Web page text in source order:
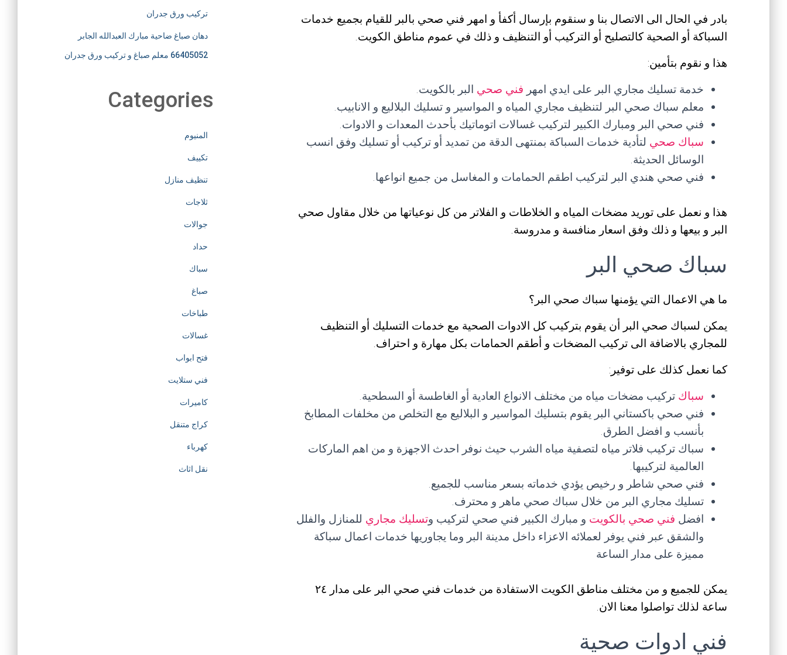
بادر في الحال الى الاتصال بنا و سنقوم بإرسال أكفأ و امهر فني صحي بالبر للقيام بجميع خدمات
السباكة أو الصحية كالتصليح أو التركيب أو التنظيف و ذلك في عموم مناطق الكويت.
هذا و نقوم بتأمين:
خدمة تسليك مجاري البر على ايدي امهر فني صحي البر بالكويت.
معلم سباك صحي البر لتنظيف مجاري المياه و المواسير و تسليك البلاليع و الانابيب.
فني صحي البر ومبارك الكبير لتركيب غسالات اتوماتيك بأحدث المعدات و الادوات.
سباك صحي لتأدية خدمات السباكة بمنتهى الدقة من تمديد أو تركيب أو تسليك وفق انسب
الوسائل الحديثة.
فني صحي هندي البر لتركيب اطقم الحمامات و المغاسل من جميع انواعها.
هذا و نعمل على توريد مضخات المياه و الخلاطات و الفلاتر من كل نوعياتها من خلال مقاول صحي
البر و بيعها و ذلك وفق اسعار منافسة و مدروسة.
سباك صحي البر
ما هي الاعمال التي يؤمنها سباك صحي البر؟
يمكن لسباك صحي البر أن يقوم بتركيب كل الادوات الصحية مع خدمات التسليك أو التنظيف
للمجاري بالاضافة الى تركيب المضخات و أطقم الحمامات بكل مهارة و احتراف.
كما نعمل كذلك على توفير:
سباك تركيب مضخات مياه من مختلف الانواع العادية أو الغاطسة أو السطحية.
فني صحي باكستاني البر يقوم بتسليك المواسير و البلاليع مع التخلص من مخلفات المطابخ
بأنسب و افضل الطرق.
سباك تركيب فلاتر مياه لتصفية مياه الشرب حيث نوفر احدث الاجهزة و من اهم الماركات
العالمية لتركيبها.
فني صحي شاطر و رخيص يؤدي خدماته بسعر مناسب للجميع.
تسليك مجاري البر من خلال سباك صحي ماهر و محترف.
افضل فني صحي بالكويت و مبارك الكبير فني صحي لتركيب وتسليك مجاري للمنازل والفلل
والشقق عبر فني يوفر لعملائه الاعزاء داخل مدينة البر وما يجاوريها خدمات اعمال سباكة
مميزة على مدار الساعة
يمكن للجميع و من مختلف مناطق الكويت الاستفادة من خدمات فني صحي البر على مدار ٢٤
ساعة لذلك تواصلوا معنا الان.
فني ادوات صحية
تركيب ورق جدران
دهان صباغ ضاحية مبارك العبدالله الجابر
66405052 معلم صباغ و تركيب ورق جدران
Categories
المنيوم
تكييف
تنظيف منازل
ثلاجات
جوالات
حداد
سباك
صباغ
طباخات
غسالات
فتح ابواب
فني ستلايت
كاميرات
كراج متنقل
كهرباء
نقل اثاث